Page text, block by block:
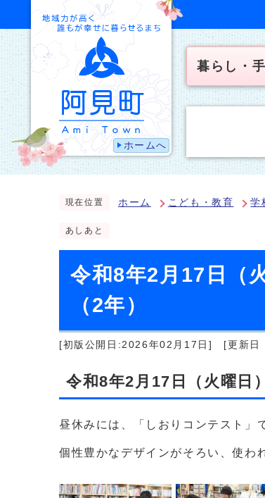
ホームへ
暮らし・
現在位置 ホーム こども・教育 学
あしあと
令和8年2月17日（
（2年）
[初版公開日:2026年02月17日] [更新日
令和8年2月17日（火曜日
昼休みには、「しおりコンテスト」
個性豊かなデザインがそろい、使わ